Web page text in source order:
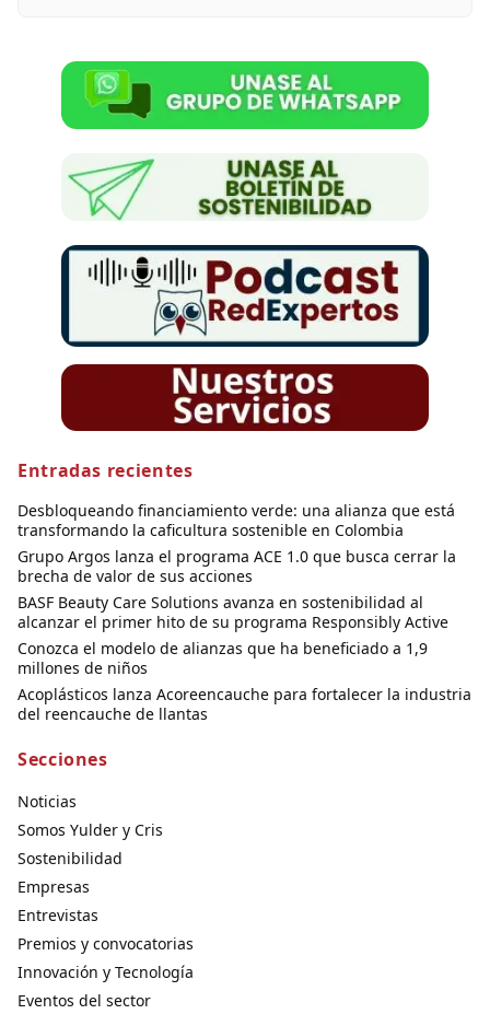
Entradas recientes
Desbloqueando financiamiento verde: una alianza que está
transformando la caficultura sostenible en Colombia
Grupo Argos lanza el programa ACE 1.0 que busca cerrar la
brecha de valor de sus acciones
BASF Beauty Care Solutions avanza en sostenibilidad al
alcanzar el primer hito de su programa Responsibly Active
Conozca el modelo de alianzas que ha beneficiado a 1,9
millones de niños
Acoplásticos lanza Acoreencauche para fortalecer la industria
del reencauche de llantas
Secciones
Noticias
Somos Yulder y Cris
Sostenibilidad
Empresas
Entrevistas
Premios y convocatorias
Innovación y Tecnología
Eventos del sector